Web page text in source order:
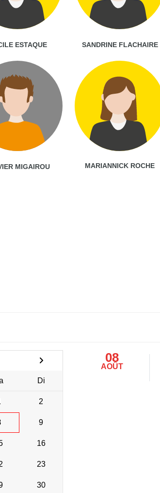
ESTAQUE SANDRINE FLACHAIRE
MIGAIROU MARIANNICK ROCHE
Di
2
9
16
23
30
08
AOÛT